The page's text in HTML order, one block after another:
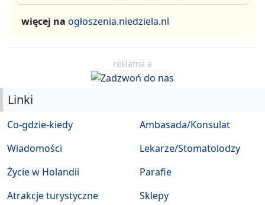
więcej na ogłoszenia.niedziela.nl
reklama a
Linki
Co-gdzie-kiedy
Wiadomości
Życie w Holandii
Atrakcje turystyczne
Ambasada/Konsulat
Lekarze/Stomatolodzy
Parafie
Sklepy